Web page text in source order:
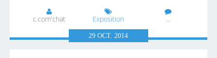
c.com'chat Exposition …
29OCT.2014